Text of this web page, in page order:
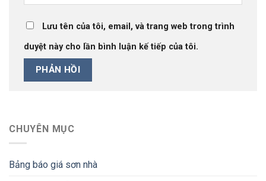
CHUYÊN MỤC
Bảng báo giá sơn nhà
Lưu tên của tôi, email, và trang web trong trình
duyệt này cho lần bình luận kế tiếp của tôi.